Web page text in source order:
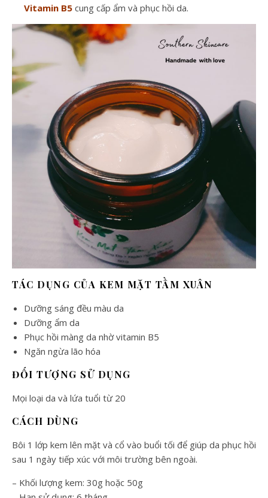
Vitamin B5 cung cấp ẩm và phục hồi da.
TÁC DỤNG CỦA KEM MẶT TẦM XUÂN
Dưỡng sáng đều màu da
Dưỡng ẩm da
Phục hồi màng da nhờ vitamin B5
Ngăn ngừa lão hóa
ĐỐI TƯỢNG SỬ DỤNG
Mọi loại da và lứa tuổi từ 20
CÁCH DÙNG
Bôi 1 lớp kem lên mặt và cổ vào buổi tối để giúp da phục hồi
sau 1 ngày tiếp xúc với môi trường bên ngoài.
– Khối lượng kem: 30g hoặc 50g